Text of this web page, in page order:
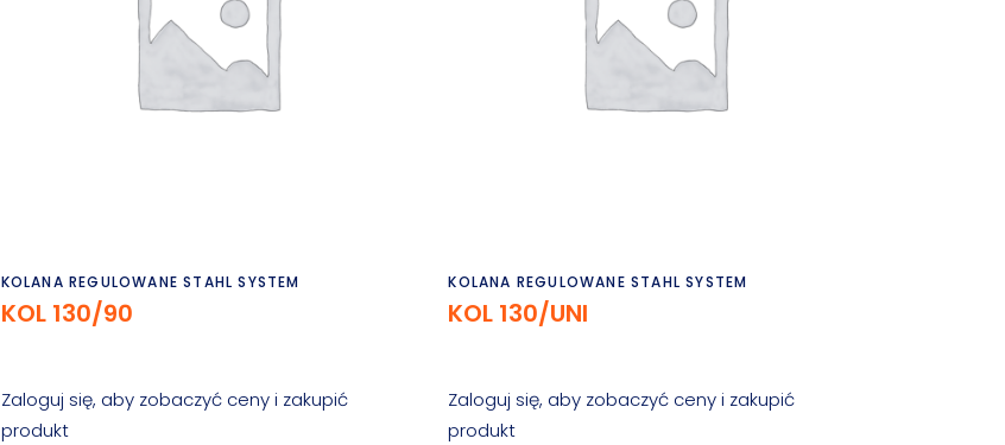
Czytaj dalej
KOLANA REGULOWANE STAHL SYSTEM
KOL 130/90
Zaloguj się, aby zobaczyć ceny i zakupić
produkt
Czytaj dalej
KOLANA REGULOWANE STAHL SYSTEM
KOL 130/UNI
Zaloguj się, aby zobaczyć ceny i zakupić
produkt